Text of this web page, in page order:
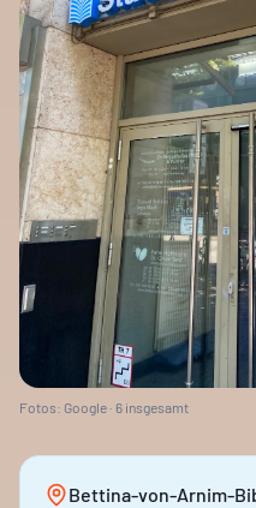
Fotos: Google · 6 insgesamt
Bettina-von-Arnim-